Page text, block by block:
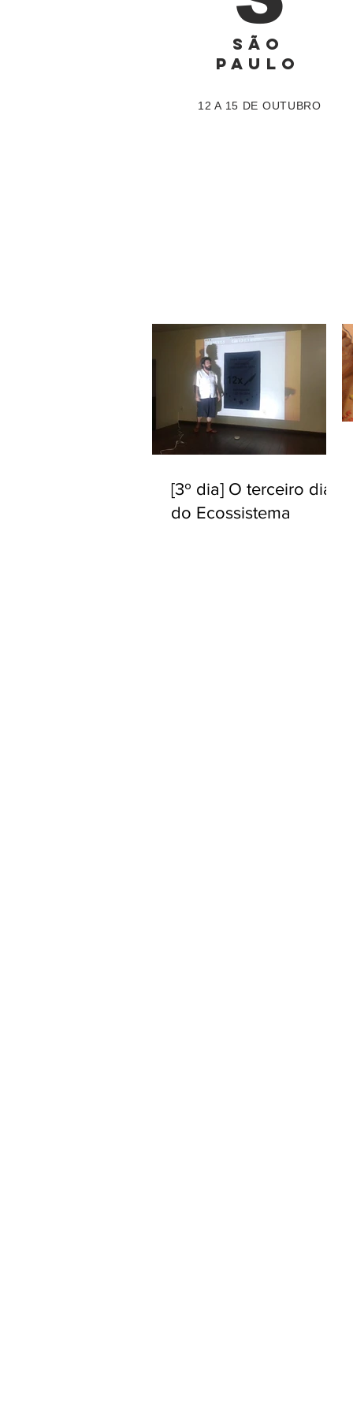
SÃO
PAULO
12 A 15 DE OUTUBRO
[3º dia] O terceiro dia
do Ecossistema